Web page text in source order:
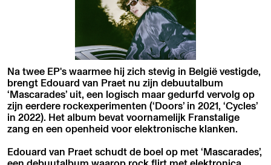
Na twee EP's waarmee hij zich stevig in België vestigde,
brengt Edouard van Praet nu zijn debuutalbum
‘Mascarades’ uit, een logisch maar gedurfd vervolg op
zijn eerdere rockexperimenten (‘Doors’ in 2021, ‘Cycles’
in 2022). Het album bevat voornamelijk Franstalige
zang en een openheid voor elektronische klanken.
Edouard van Praet schudt de boel op met ‘Mascarades’,